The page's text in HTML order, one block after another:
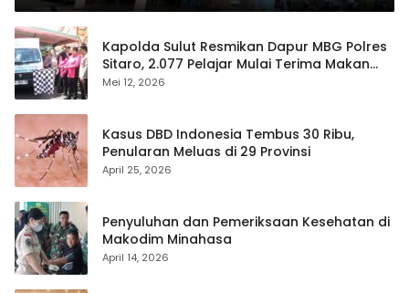
Kapolda Sulut Resmikan Dapur MBG Polres
Sitaro, 2.077 Pelajar Mulai Terima Makan
Gratis
Mei 12, 2026
Kasus DBD Indonesia Tembus 30 Ribu,
Penularan Meluas di 29 Provinsi
April 25, 2026
Penyuluhan dan Pemeriksaan Kesehatan di
Makodim Minahasa
April 14, 2026